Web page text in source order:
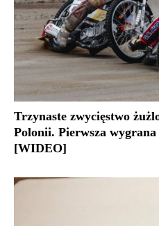
Trzynaste zwycięstwo
Polonii. Pierwsza
[WIDEO]